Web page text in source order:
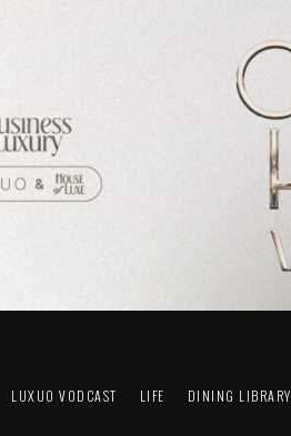
LUXUO VODCAST LIFE DINING LIBRARY